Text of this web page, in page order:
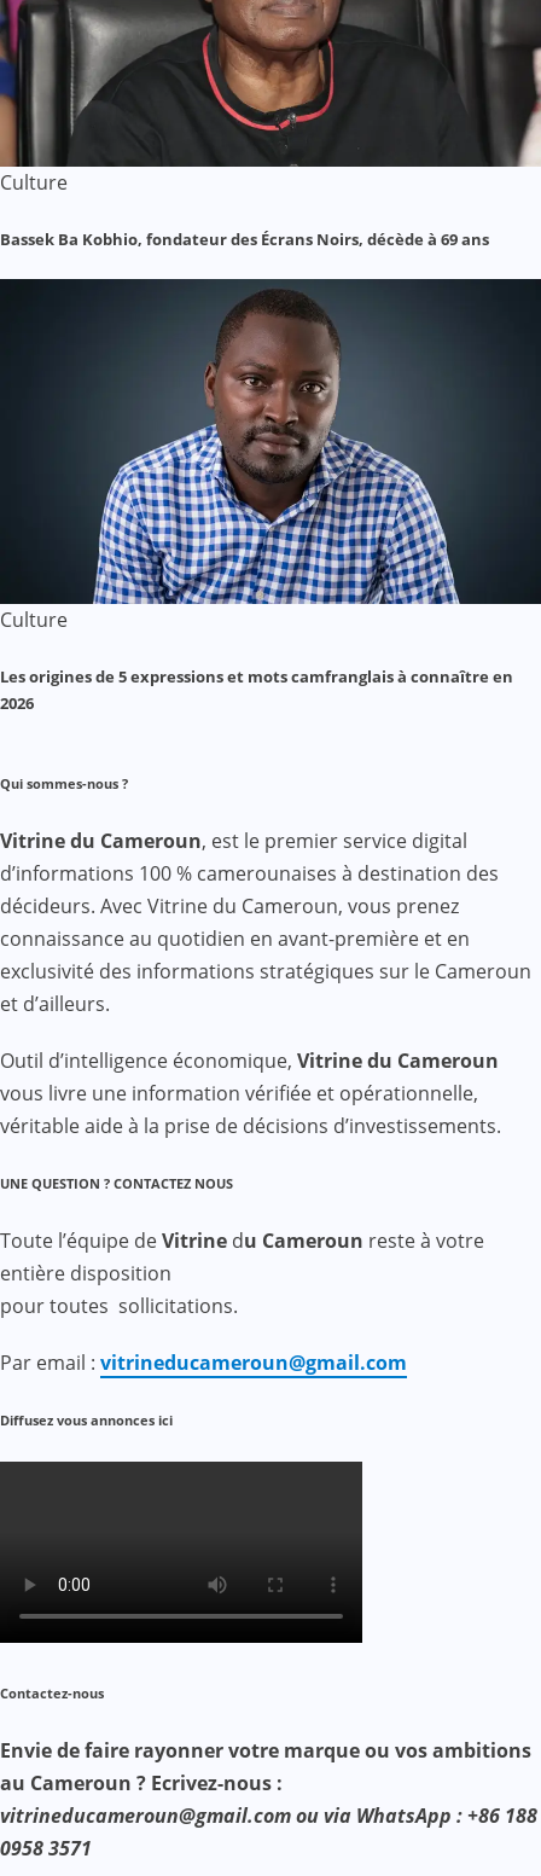
Culture
Bassek Ba Kobhio, fondateur des Écrans Noirs, décède à 69 ans
Culture
Les origines de 5 expressions et mots camfranglais à connaître en
2026
Qui sommes-nous ?
Vitrine du Cameroun, est le premier service digital
d’informations 100 % camerounaises à destination des
décideurs. Avec Vitrine du Cameroun, vous prenez
connaissance au quotidien en avant-première et en
exclusivité des informations stratégiques sur le Cameroun
et d’ailleurs.
Outil d’intelligence économique, Vitrine du Cameroun
vous livre une information vérifiée et opérationnelle,
véritable aide à la prise de décisions d’investissements.
UNE QUESTION ? CONTACTEZ NOUS
Toute l’équipe deVitrine du Cameroun reste à votre
entière disposition
pour toutes sollicitations.
Par email : vitrineducameroun@gmail.com
Diffusez vous annonces ici
Contactez-nous
Envie de faire rayonner votre marque ou vos ambitions
au Cameroun ? Ecrivez-nous :
vitrineducameroun@gmail.com ou via WhatsApp : +86 188
0958 3571